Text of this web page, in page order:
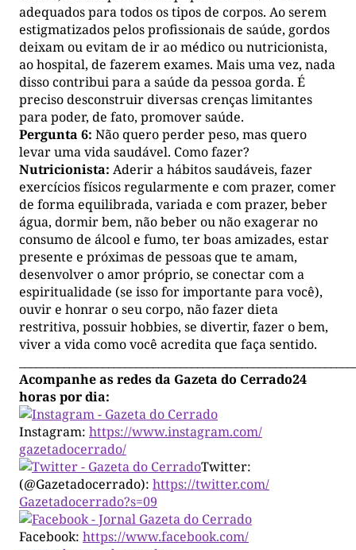
adequados para todos os tipos de corpos. Ao serem
estigmatizados pelos profissionais de saúde, gordos
deixam ou evitam de ir ao médico ou nutricionista,
ao hospital, de fazerem exames. Mais uma vez, nada
disso contribui para a saúde da pessoa gorda. É
preciso desconstruir diversas crenças limitantes
para poder, de fato, promover saúde.
Pergunta 6: Não quero perder peso, mas quero
levar uma vida saudável. Como fazer?
Nutricionista: Aderir a hábitos saudáveis, fazer
exercícios físicos regularmente e com prazer, comer
de forma equilibrada, variada e com prazer, beber
água, dormir bem, não beber ou não exagerar no
consumo de álcool e fumo, ter boas amizades, estar
presente e próximas de pessoas que te amam,
desenvolver o amor próprio, se conectar com a
espiritualidade (se isso for importante para você),
ouvir e honrar o seu corpo, não fazer dieta
restritiva, possuir hobbies, se divertir, fazer o bem,
viver a vida como você acredita que faça sentido.
Acompanhe as redes da Gazeta do Cerrado24
horas por dia:
Instagram: https://www.instagram.com/
gazetadocerrado/
Twitter:
(@Gazetadocerrado): https://twitter.com/
Gazetadocerrado?s=09
Facebook: https://www.facebook.com/